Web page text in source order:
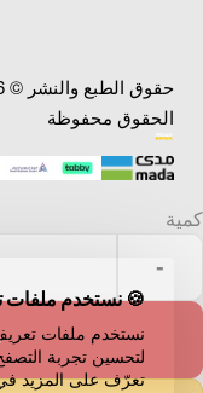
🍪 نستخدم ملفات
نستخدم ملفات
لتحسين تجربة
تعرّف على المزيد
الحقوق محفوظة